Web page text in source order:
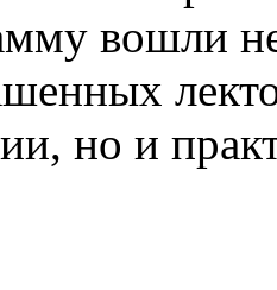
вошли
но и